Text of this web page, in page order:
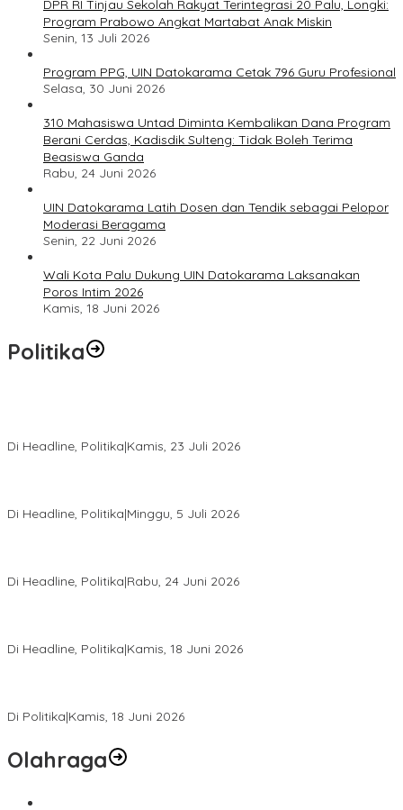
DPR RI Tinjau Sekolah Rakyat Terintegrasi 20 Palu, Longki:
Program Prabowo Angkat Martabat Anak Miskin
Senin, 13 Juli 2026
Program PPG, UIN Datokarama Cetak 796 Guru Profesional
Selasa, 30 Juni 2026
310 Mahasiswa Untad Diminta Kembalikan Dana Program
Berani Cerdas, Kadisdik Sulteng: Tidak Boleh Terima
Beasiswa Ganda
Rabu, 24 Juni 2026
UIN Datokarama Latih Dosen dan Tendik sebagai Pelopor
Moderasi Beragama
Senin, 22 Juni 2026
Wali Kota Palu Dukung UIN Datokarama Laksanakan
Poros Intim 2026
Kamis, 18 Juni 2026
Politika
Di Headline, Politika|Kamis, 23 Juli 2026
Di Headline, Politika|Minggu, 5 Juli 2026
Di Headline, Politika|Rabu, 24 Juni 2026
Di Headline, Politika|Kamis, 18 Juni 2026
Di Politika|Kamis, 18 Juni 2026
Olahraga